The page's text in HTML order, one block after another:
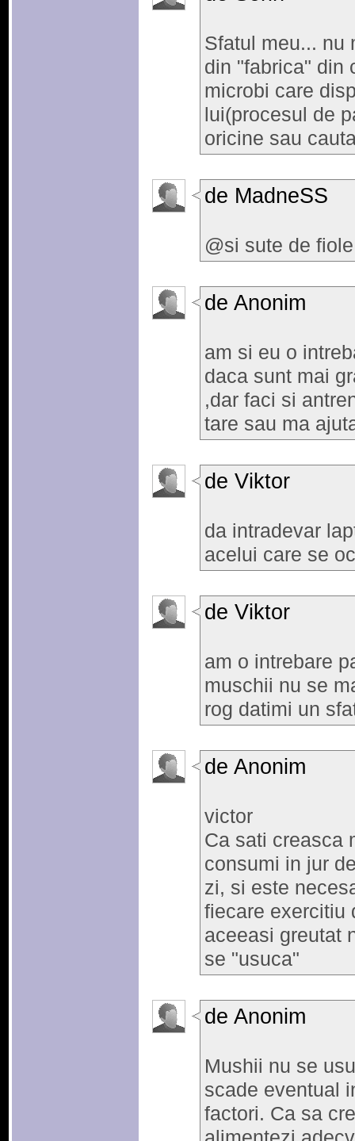
Sfatul meu... nu
din "fabrica" din
microbi care
lui(procesul de
oricine sau
de MadneSS
@si sute de
de Anonim
am si eu o
daca sunt mai
,dar faci si
tare sau ma
de Viktor
da intradevar
acelui care se
de Viktor
am o intrebare
muschii nu se
rog datimi un
de Anonim
victor
Ca sati creasca
consumi in jur
zi, si este
fiecare exercitiu
aceeasi greutat
se "usuca"
de Anonim
Mushii nu se
scade eventual
factori. Ca sa